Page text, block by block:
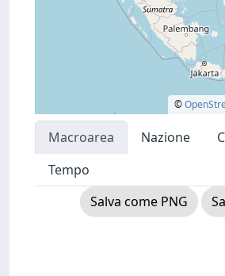
©
Macroarea Nazione
Tempo
Salva come PNG